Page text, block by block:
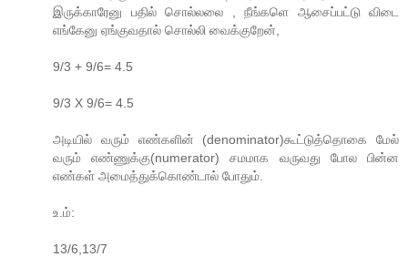
இருக்காரேனு பதில் சொல்லலை , நீங்களெ ஆசைப்பட்டு விடை
எங்கேனு ஏங்குவதால் சொல்லி வைக்குறேன்,
9/3 + 9/6= 4.5
9/3 X 9/6= 4.5
அடியில் வரும் எண்களின் (denominator)கூட்டுத்தொகை மேல்
வரும் எண்ணுக்கு(numerator) சமமாக வருவது போல பின்ன
எண்கள் அமைத்துக்கொண்டால் போதும்.
உ.ம்:
13/6,13/7